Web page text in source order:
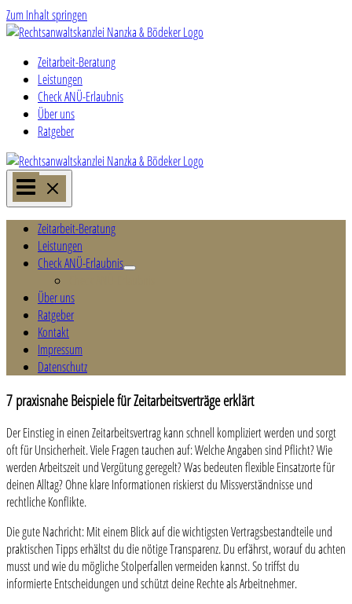
Zum Inhalt springen
Zeitarbeit-Beratung
Leistungen
Check ANÜ-Erlaubnis
Über uns
Ratgeber
Zeitarbeit-Beratung
Leistungen
Check ANÜ-Erlaubnis
Über uns
Ratgeber
Kontakt
Impressum
Datenschutz
7 praxisnahe Beispiele für Zeitarbeitsverträge erklärt
Der Einstieg in einen Zeitarbeitsvertrag kann schnell kompliziert werden und sorgt
oft für Unsicherheit. Viele Fragen tauchen auf: Welche Angaben sind Pflicht? Wie
werden Arbeitszeit und Vergütung geregelt? Was bedeuten flexible Einsatzorte für
deinen Alltag? Ohne klare Informationen riskierst du Missverständnisse und
rechtliche Konflikte.
Die gute Nachricht: Mit einem Blick auf die wichtigsten Vertragsbestandteile und
praktischen Tipps erhältst du die nötige Transparenz. Du erfährst, worauf du achten
musst und wie du mögliche Stolperfallen vermeiden kannst. So triffst du
informierte Entscheidungen und schützt deine Rechte als Arbeitnehmer.